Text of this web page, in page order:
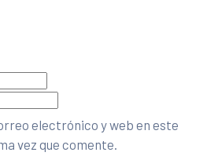
electrónico y web en este
vez que comente.